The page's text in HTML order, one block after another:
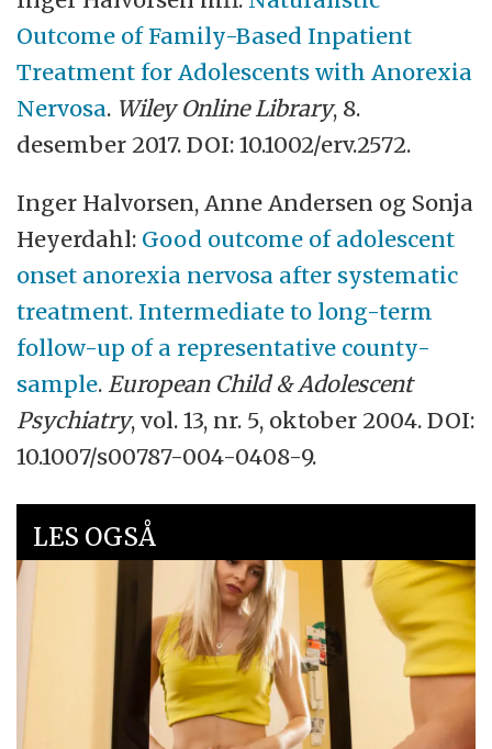
Outcome of Family-Based Inpatient
Treatment for Adolescents with Anorexia
Nervosa. Wiley Online Library, 8.
desember 2017. DOI: 10.1002/erv.2572.
Inger Halvorsen, Anne Andersen og Sonja
Heyerdahl: Good outcome of adolescent
onset anorexia nervosa after systematic
treatment. Intermediate to long-term
follow-up of a representative county-
sample. European Child & Adolescent
Psychiatry, vol. 13, nr. 5, oktober 2004. DOI:
10.1007/s00787-004-0408-9.
LES OGSÅ